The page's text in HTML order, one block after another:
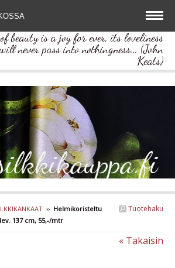
beauty is a joy for ever, its loveliness
never pass into nothingness... (John
Keats)
Tuotehaku
›› Helmikoristeltu
137 cm, 55,-/mtr
« Takaisin